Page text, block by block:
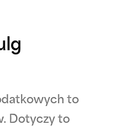
to
Dotyczy to